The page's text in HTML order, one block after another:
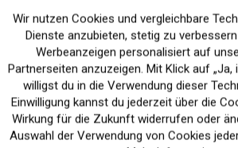
pages Bis zu 14.000 Seiten
sold Nachbestellt
Bestellbar, Lieferfrist 2-4
In Den
Funktionale
Marketing
Tracking
Wir nutzen Cookies und vergleichbare
Dienste anzubieten, stetig zu
Werbeanzeigen personalisiert auf
Partnerseiten anzuzeigen. Mit Klick auf „Ja,
willigst du in die Verwendung dieser
Einwilligung kannst du jederzeit über die
Wirkung für die Zukunft widerrufen oder
Auswahl der Verwendung von Cookies